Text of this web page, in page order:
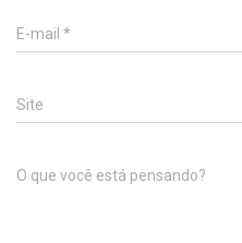
E-mail *
Site
O que você está pensando?